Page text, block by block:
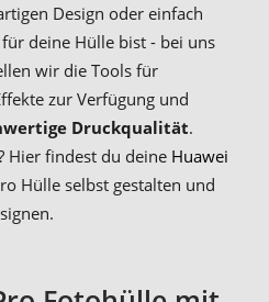
Design oder einfach
deine Hülle bist - bei uns
wir die Tools für
zur Verfügung und
Druckqualität.
Hier findest du deine Huawei
Hülle selbst gestalten und